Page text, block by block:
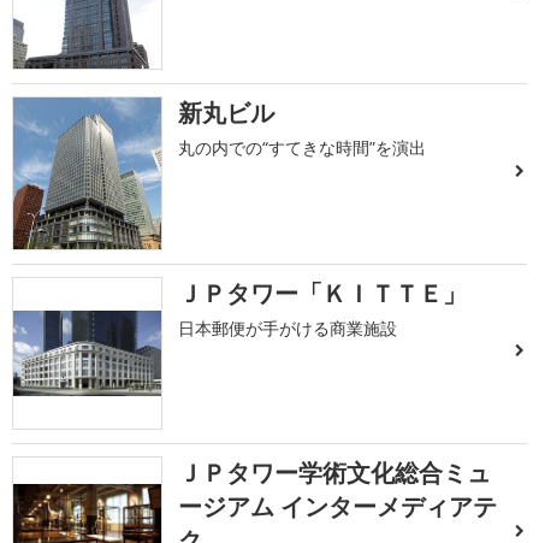
新丸ビル
丸の内での“すてきな時間”を演出
ＪＰタワー「ＫＩＴＴＥ」
日本郵便が手がける商業施設
ＪＰタワー学術文化総合ミュ
ージアム インターメディアテ